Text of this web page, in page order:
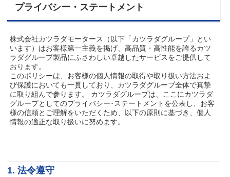
プライバシー・ステートメント
株式会社カツラダモータース（以下「カツラダグループ」とい
います）はお客様第一主義を掲げ、高品質・高性能を誇るカツ
ラダグループ製品にふさわしい卓越したサービスをご提供して
おります。
このポリシーは、お客様の個人情報の取得や取り扱い方法およ
び保護においても一貫しており、カツラダグループ全体で真摯
に取り組んで参ります。 カツラダグループは、ここにカツラダ
グループとしてのプライバシー･ステートメントを公表し、お客
様の信頼とご理解をいただくため、以下の原則に基づき、個人
情報の適正な取り扱いに努めます。
1. 法令遵守